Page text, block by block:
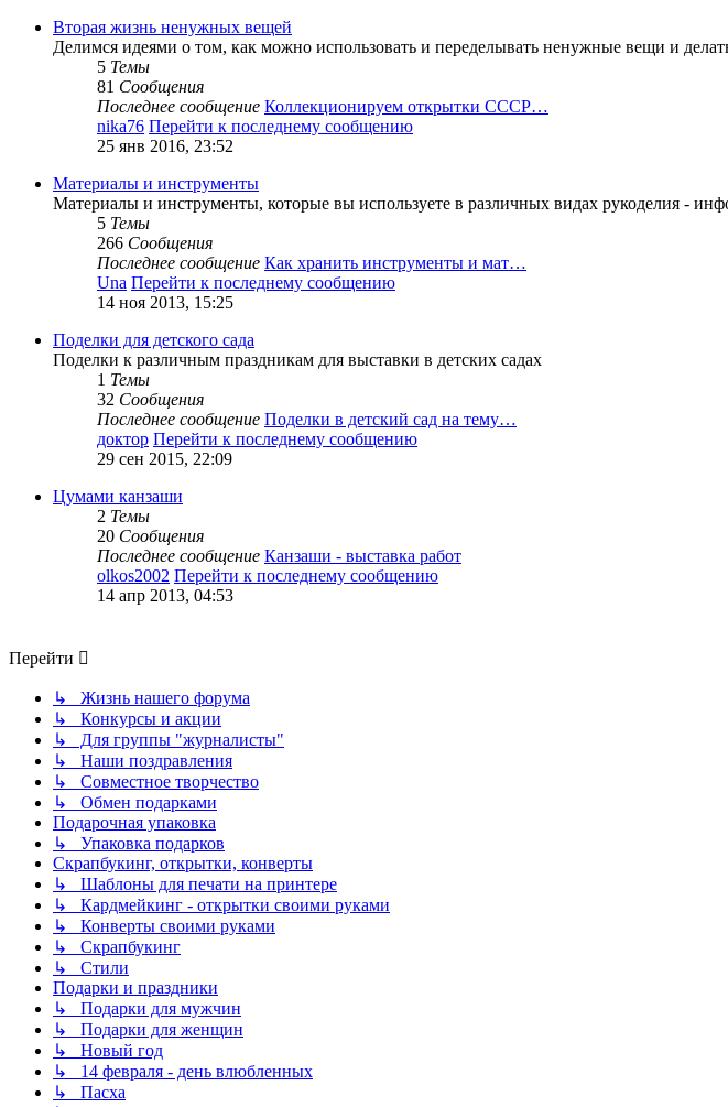
Вторая жизнь ненужных вещей
Делимся идеями о том, как можно использовать и переделывать ненужные вещи и
5 Темы
81 Сообщения
Последнее сообщение Коллекционируем открытки СССР…
nika76 Перейти к последнему сообщению
25 янв 2016, 23:52
Материалы и инструменты
Материалы и инструменты, которые вы используете в различных видах рукоделия -
5 Темы
266 Сообщения
Последнее сообщение Как хранить инструменты и мат…
Una Перейти к последнему сообщению
14 ноя 2013, 15:25
Поделки для детского сада
Поделки к различным праздникам для выставки в детских садах
1 Темы
32 Сообщения
Последнее сообщение Поделки в детский сад на тему…
доктор Перейти к последнему сообщению
29 сен 2015, 22:09
Цумами канзаши
2 Темы
20 Сообщения
Последнее сообщение Канзаши - выставка работ
olkos2002 Перейти к последнему сообщению
14 апр 2013, 04:53
Перейти
↳ Жизнь нашего форума
↳ Конкурсы и акции
↳ Для группы "журналисты"
↳ Наши поздравления
↳ Совместное творчество
↳ Обмен подарками
Подарочная упаковка
↳ Упаковка подарков
Скрапбукинг, открытки, конверты
↳ Шаблоны для печати на принтере
↳ Кардмейкинг - открытки своими руками
↳ Конверты своими руками
↳ Скрапбукинг
↳ Стили
Подарки и праздники
↳ Подарки для мужчин
↳ Подарки для женщин
↳ Новый год
↳ 14 февраля - день влюбленных
↳ Пасха